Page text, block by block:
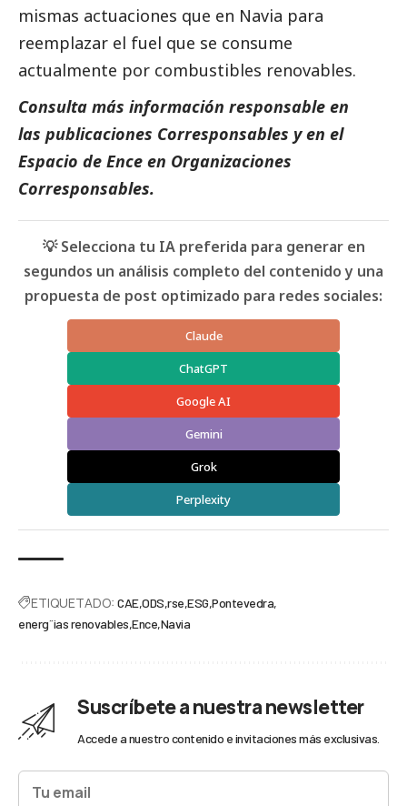
mismas actuaciones que en Navia para
reemplazar el fuel que se consume
actualmente por combustibles renovables.
Consulta más información responsable en
las publicaciones Corresponsables y en el
Espacio de Ence en Organizaciones
Corresponsables.
💡 Selecciona tu IA preferida para generar en
segundos un análisis completo del contenido y una
propuesta de post optimizado para redes sociales:
Claude
ChatGPT
Google AI
Gemini
Grok
Perplexity
ETIQUETADO: CAE ODS rse ESG Pontevedra
energ´´ias renovables Ence Navia
Suscríbete a nuestra newsletter
Accede a nuestro contenido e invitaciones más exclusivas.